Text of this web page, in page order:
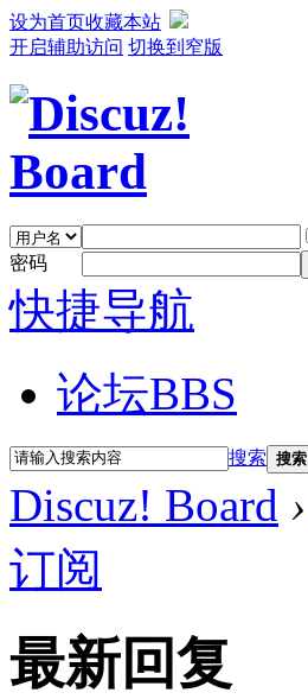
设为首页收藏本站
开启辅助访问 切换到窄版
密码
快捷导航
论坛BBS
搜索 搜索
Discuz! Board ›
订阅
最新回复